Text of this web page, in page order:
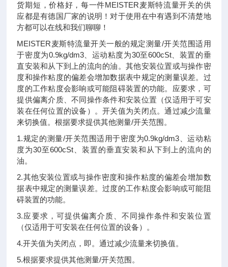
货期短，价格好，每一件MEISTER麦斯特流量开关的供
应都是有德国厂家的说明！对于使用在中有遇到不清楚地
方都可以在线和我们聊聊！
MEISTER麦斯特流量开关一般的规定测量/开关范围适用
于密度为0.9kg/dm3、运动粘度为30至600cSt、装置的垂
直安装和从下到上的流向的油。其他安装位置或与操作密
度和操作粘度的偏差会增加数据表中规定的测量误差。过
度的工作粘度会影响或可能阻碍装置的功能。应要求，可
提供偏离介质、不同操作条件和安装位置（仅适用于可安
装在任何位置的设备）。开关值为关闭点。通过减少流量
来切换值。根据要求提供其他测量/开关范围。
1.规定的测量/开关范围适用于密度为0.9kg/dm3、运动粘
度为30至600cSt、装置的垂直安装和从下到上的流向的
油。
2.其他安装位置或与操作密度和操作粘度的偏差会增加数
据表中规定的测量误差。过度的工作粘度会影响或可能阻
碍装置的功能。
3.应要求，可提供偏离介质、不同操作条件和安装位置
（仅适用于可安装在任何位置的设备）。
4.开关值为关闭点，即。通过减少流量来切换值。
5.根据要求提供其他测量/开关范围。